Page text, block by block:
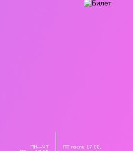
ПН—ЧТ
ПТ после 17:00,